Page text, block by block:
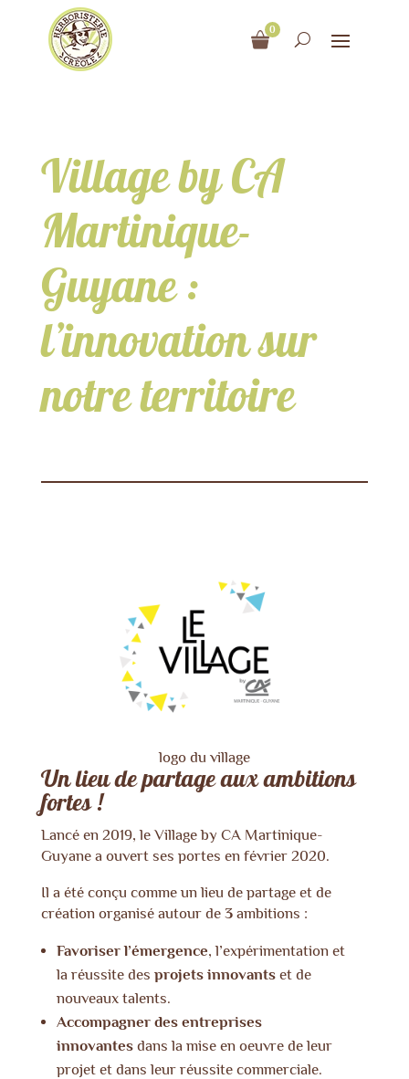
0
Village by CA
Martinique-
Guyane :
l’innovation sur
notre territoire
logo du village
Un lieu de partage aux ambitions
fortes !
Lancé en 2019, le Village by CA Martinique-
Guyane a ouvert ses portes en février 2020.
Il a été conçu comme un lieu de partage et de
création organisé autour de 3 ambitions :
Favoriser l’émergence, l’expérimentation et
la réussite des projets innovantset de
nouveaux talents.
Accompagner des entreprises
innovantesdans la mise en oeuvre de leur
projet et dans leur réussite commerciale.